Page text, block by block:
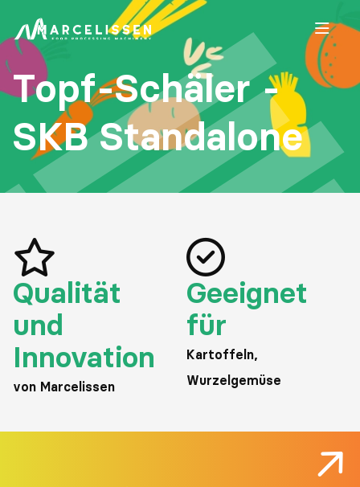
Topf-Schäler -
SKB Standalone
Qualität
und
Innovation
von Marcelissen
Geeignet
für
Kartoffeln,
Wurzelgemüse